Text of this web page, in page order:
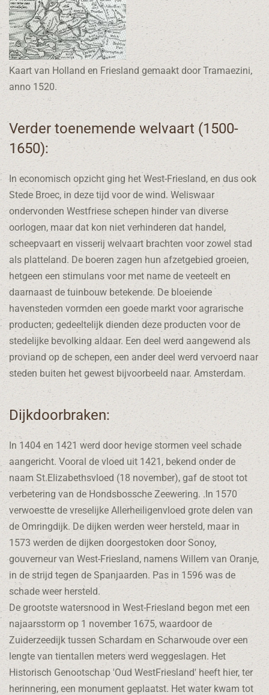
Kaart van Holland en Friesland gemaakt door Tramaezini,
anno 1520.
Verder toenemende welvaart (1500-
1650):
In economisch opzicht ging het West-Friesland, en dus ook
Stede Broec, in deze tijd voor de wind. Weliswaar
ondervonden Westfriese schepen hinder van diverse
oorlogen, maar dat kon niet verhinderen dat handel,
scheepvaart en visserij welvaart brachten voor zowel stad
als platteland. De boeren zagen hun afzetgebied groeien,
hetgeen een stimulans voor met name de veeteelt en
daarnaast de tuinbouw betekende. De bloeiende
havensteden vormden een goede markt voor agrarische
producten; gedeeltelijk dienden deze producten voor de
stedelijke bevolking aldaar. Een deel werd aangewend als
proviand op de schepen, een ander deel werd vervoerd naar
steden buiten het gewest bijvoorbeeld naar. Amsterdam.
Dijkdoorbraken:
In 1404 en 1421 werd door hevige stormen veel schade
aangericht. Vooral de vloed uit 1421, bekend onder de
naam St.Elizabethsvloed (18 november), gaf de stoot tot
verbetering van de Hondsbossche Zeewering. .In 1570
verwoestte de vreselijke Allerheiligenvloed grote delen van
de Omringdijk. De dijken werden weer hersteld, maar in
1573 werden de dijken doorgestoken door Sonoy,
gouverneur van West-Friesland, namens Willem van Oranje,
in de strijd tegen de Spanjaarden. Pas in 1596 was de
schade weer hersteld.
De grootste watersnood in West-Friesland begon met een
najaarsstorm op 1 november 1675, waardoor de
Zuiderzeedijk tussen Schardam en Scharwoude over een
lengte van tientallen meters werd weggeslagen. Het
Historisch Genootschap 'Oud WestFriesland' heeft hier, ter
herinnering, een monument geplaatst. Het water kwam tot